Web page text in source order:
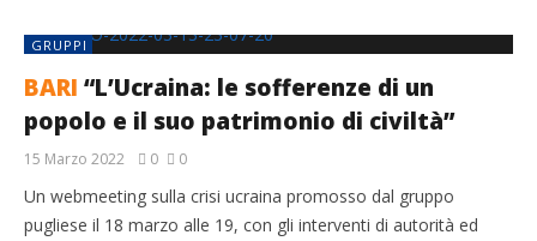
GRUPPI
BARI “L’Ucraina: le sofferenze di un
popolo e il suo patrimonio di civiltà”
15 Marzo 2022 0 0
Un webmeeting sulla crisi ucraina promosso dal gruppo
pugliese il 18 marzo alle 19, con gli interventi di autorità ed